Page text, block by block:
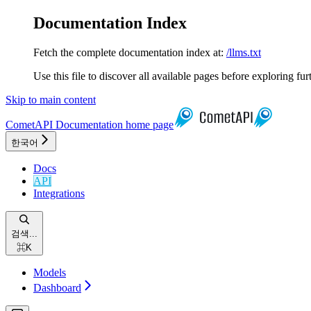
Documentation Index
Fetch the complete documentation index at: /llms.txt
Use this file to discover all available pages before exploring
Skip to main content
CometAPI Documentation home page
한국어
Docs
API
Integrations
검색...
⌘K
Models
Dashboard